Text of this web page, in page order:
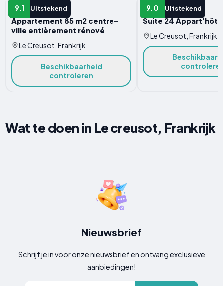
9.1 Uitstekend
APPARTEMENT
Appartement 85 m2 centre-
ville entièrement rénové
Le Creusot, Frankrijk
Beschikbaarheid
controleren
9.0 Uitstekend
APPARTEMENT
Suite 24
Le Creusot, Frankrijk
Wat te doen in Le creusot, Frankrijk
Nieuwsbrief
Schrijf je in voor onze nieuwsbrief en ontvang exclusieve
aanbiedingen!